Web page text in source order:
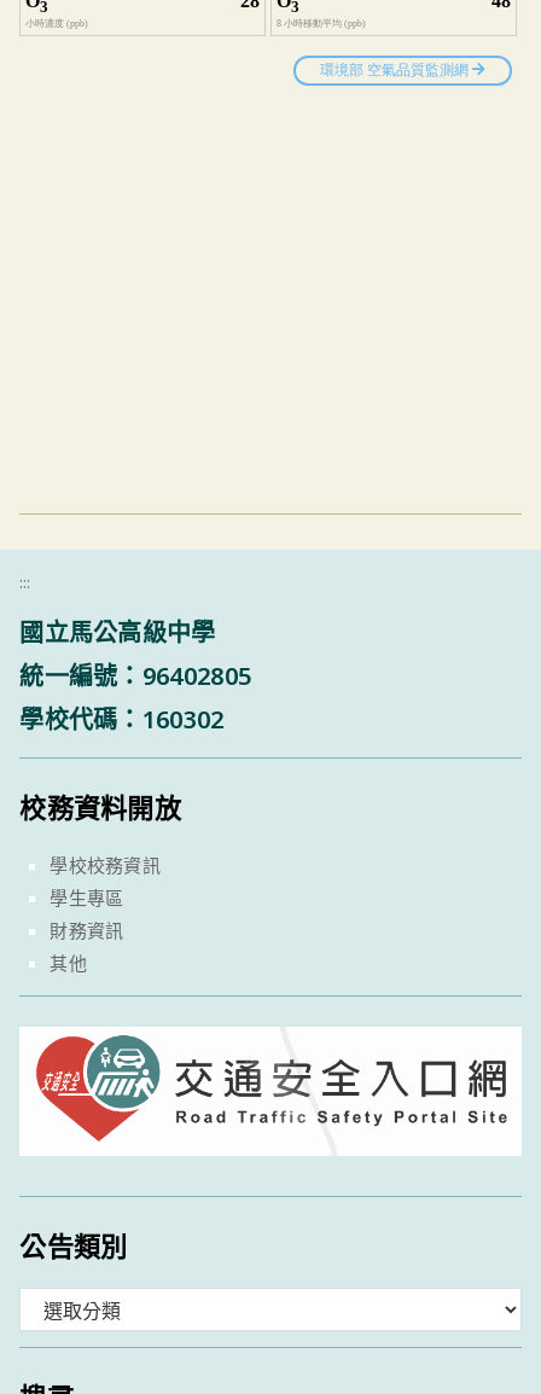
:::
國立馬公高級中學
統一編號：96402805
學校代碼：160302
校務資料開放
學校校務資訊
學生專區
財務資訊
其他
公告類別
類